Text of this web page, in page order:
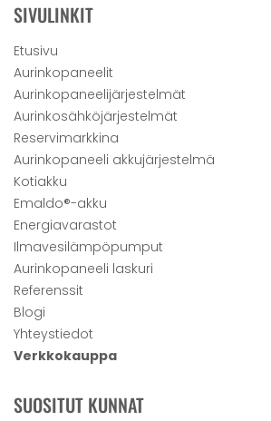
SIVULINKIT
Etusivu
Aurinkopaneelit
Aurinkopaneelijärjestelmät
Aurinkosähköjärjestelmät
Reservimarkkina
Aurinkopaneeli akkujärjestelmä
Kotiakku
Emaldo®-akku
Energiavarastot
Ilmavesilämpöpumput
Aurinkopaneeli laskuri
Referenssit
Blogi
Yhteystiedot
Verkkokauppa
SUOSITUT KUNNAT